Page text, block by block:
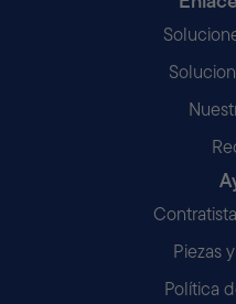
Piezas
Política